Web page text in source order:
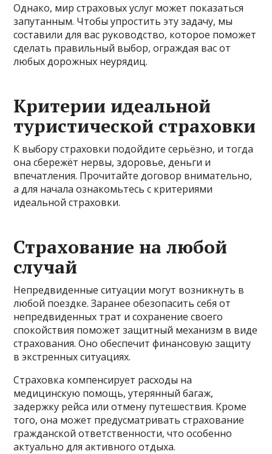
Однако, мир страховых услуг может показаться
запутанным. Чтобы упростить эту задачу, мы
составили для вас руководство, которое поможет
сделать правильный выбор, ограждая вас от
любых дорожных неурядиц.
Критерии идеальной
туристической страховки
К выбору страховки подойдите серьёзно, и тогда
она сбережёт нервы, здоровье, деньги и
впечатления. Прочитайте договор внимательно,
а для начала ознакомьтесь с критериями
идеальной страховки.
Страхование на любой
случай
Непредвиденные ситуации могут возникнуть в
любой поездке. Заранее обезопасить себя от
непредвиденных трат и сохранение своего
спокойствия поможет защитный механизм в виде
страхования. Оно обеспечит финансовую защиту
в экстренных ситуациях.
Страховка компенсирует расходы на
медицинскую помощь, утерянный багаж,
задержку рейса или отмену путешествия. Кроме
того, она может предусматривать страхование
гражданской ответственности, что особенно
актуально для активного отдыха.